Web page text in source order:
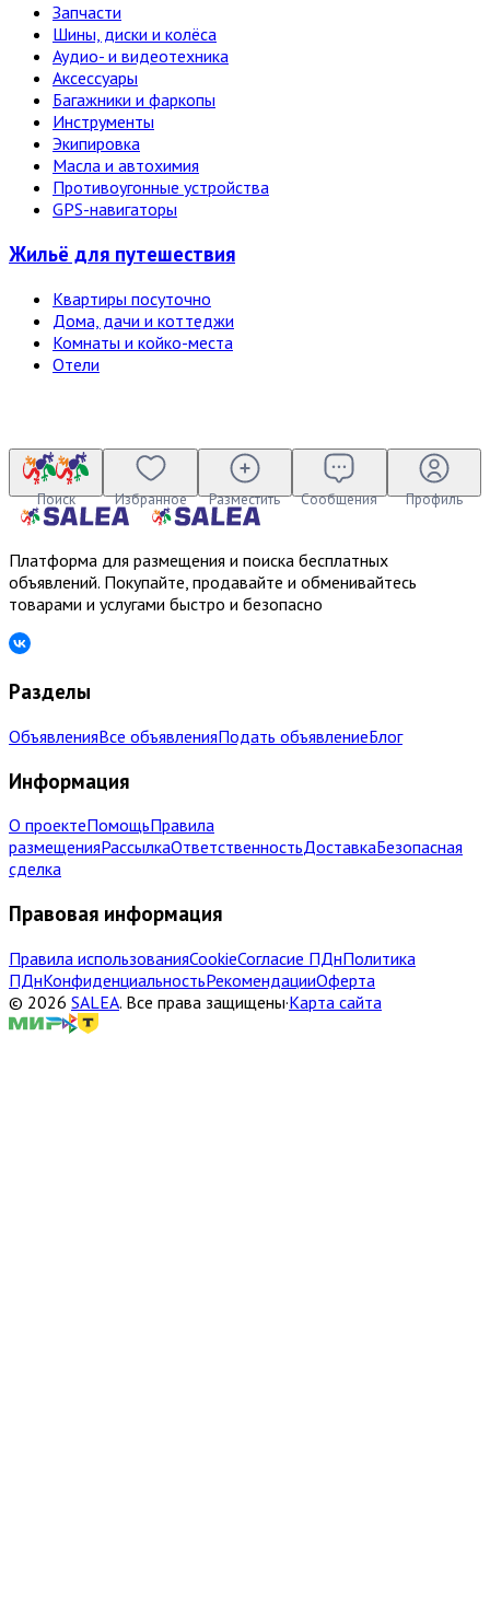
Запчасти
Шины, диски и колёса
Аудио- и видеотехника
Аксессуары
Багажники и фаркопы
Инструменты
Экипировка
Масла и автохимия
Противоугонные устройства
GPS-навигаторы
Жильё для путешествия
Квартиры посуточно
Дома, дачи и коттеджи
Комнаты и койко-места
Отели
Поиск Избранное Разместить Сообщения Профиль
Платформа для размещения и поиска бесплатных
объявлений. Покупайте, продавайте и обменивайтесь
товарами и услугами быстро и безопасно
Разделы
ОбъявленияВсе объявленияПодать объявлениеБлог
Информация
О проектеПомощьПравила
размещенияРассылкаОтветственностьДоставкаБезопасная
сделка
Правовая информация
Правила использованияCookieСогласие ПДнПолитика
ПДнКонфиденциальностьРекомендацииОферта
© 2026 SALEA. Все права защищены·Карта сайта